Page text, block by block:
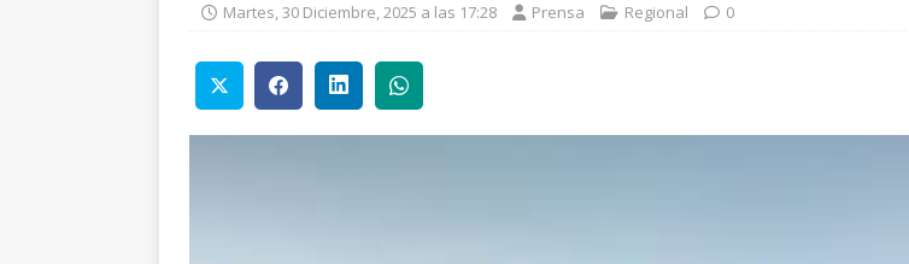
Martes, 30 Diciembre, 2025 a las 17:28 Prensa Regional 0